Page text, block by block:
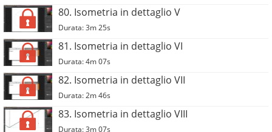
80. Isometria in dettaglio V
Durata: 3m 25s
81. Isometria in dettaglio VI
Durata: 4m 07s
82. Isometria in dettaglio VII
Durata: 2m 46s
83. Isometria in dettaglio VIII
Durata: 3m 07s